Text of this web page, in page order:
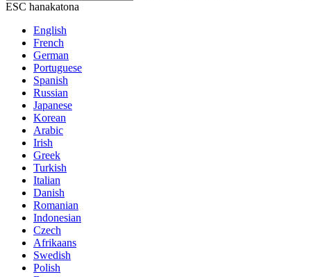
ESC hanakatona
English
French
German
Portuguese
Spanish
Russian
Japanese
Korean
Arabic
Irish
Greek
Turkish
Italian
Danish
Romanian
Indonesian
Czech
Afrikaans
Swedish
Polish